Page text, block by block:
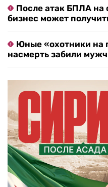
После атак БПЛА на
бизнес может
Юные «охотники на
насмерть забили